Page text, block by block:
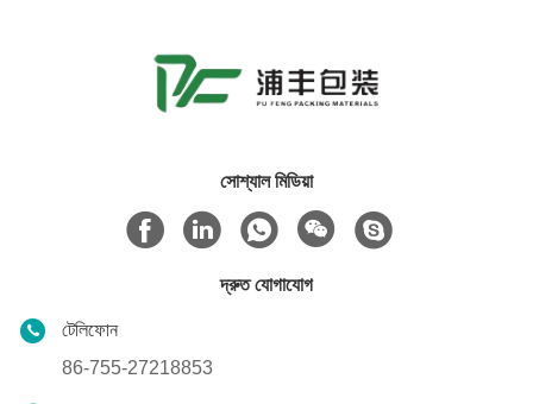
সোশ্যাল মিডিয়া
দ্রুত যোগাযোগ
টেলিফোন
86-755-27218853